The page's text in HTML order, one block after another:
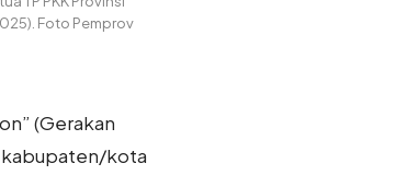
Foto Pemprov
(Gerakan
kabupaten/kota